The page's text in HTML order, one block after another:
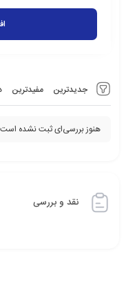
جدیدترین مفیدترین
هنوز بررسی‌ای ثبت نشده
نقد و بررسی